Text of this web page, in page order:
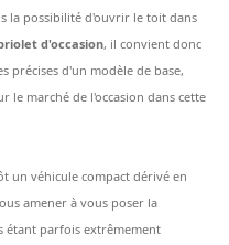
la possibilité d'ouvrir le toit dans
d'occasion, il convient donc
précises d'un modèle de base,
le marché de l'occasion dans cette
un véhicule compact dérivé en
amener à vous poser la
étant parfois extrêmement